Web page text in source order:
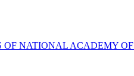
OF NATIONAL ACADEMY